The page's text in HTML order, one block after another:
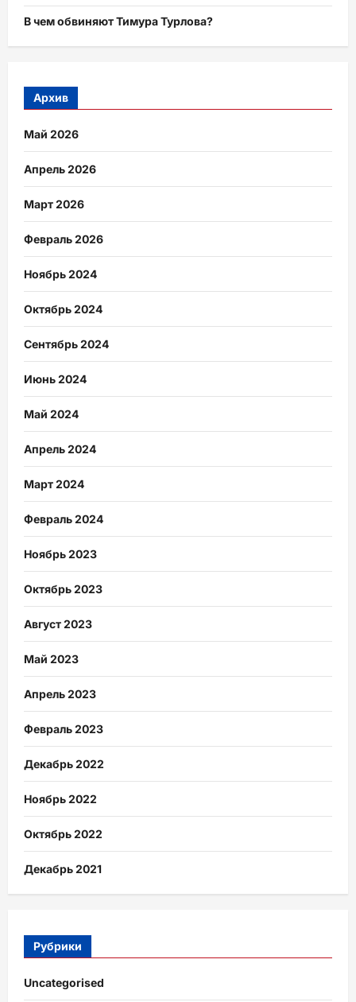
В чем обвиняют Тимура Турлова?
Архив
Май 2026
Апрель 2026
Март 2026
Февраль 2026
Ноябрь 2024
Октябрь 2024
Сентябрь 2024
Июнь 2024
Май 2024
Апрель 2024
Март 2024
Февраль 2024
Ноябрь 2023
Октябрь 2023
Август 2023
Май 2023
Апрель 2023
Февраль 2023
Декабрь 2022
Ноябрь 2022
Октябрь 2022
Декабрь 2021
Рубрики
Uncategorised